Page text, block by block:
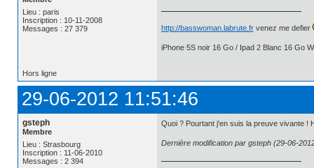
Lieu : paris
Inscription : 10-11-2008
Messages : 27 379
http://basswoman.labrute.frvenez me defier
iPhone 5S noir 16 Go / Ipad 2 Blanc 16 Go
Hors ligne
29-06-2012 11:51:46
gsteph
Membre
Lieu : Strasbourg
Inscription : 11-06-2010
Messages : 2 394
Quoi ? Pourtant j'en suis la preuve vivante !
Dernière modification par gsteph (29-06-